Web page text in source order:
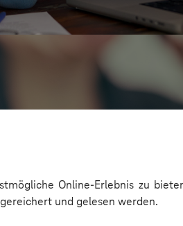
Online-Erlebnis zu
und gelesen werden.